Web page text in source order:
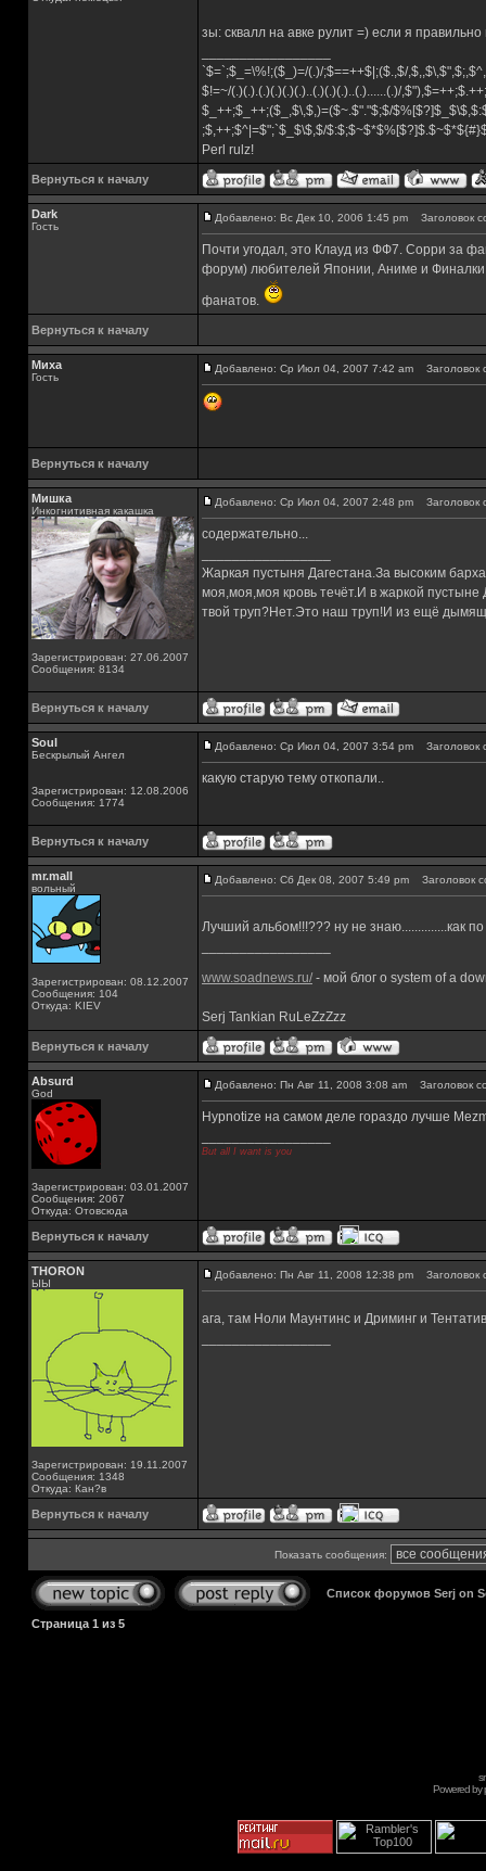
зы: сквалл на авке рулит =) если я
`$=`;$_=\%!;($_)=/(.)/;$==++$|;($.,$/
$!=~/(.)(.).(.)(.)(.)(.)..(.)(.)(.)..(.)......(.)/
$_++;$_++;($_,$\,$,)=($~.$"."$;$/
;$,++;$^|=$";`$_$\$,$/
Perl rulz!
Вернуться к началу
Dark
Гость
Добавлено: Вс Дек 10, 2006 1:45 pm Заголовок
Почти угодал, это Клауд из ФФ7. Сорри за
форум) любителей Японии, Аниме и
фанатов.
Вернуться к началу
Миха
Гость
Добавлено: Ср Июл 04, 2007 7:42 am Заголовок
Вернуться к началу
Мишка
Инкогнитивная какашка
Зарегистрирован: 27.06.2007
Сообщения: 8134
Добавлено: Ср Июл 04, 2007 2:48 pm Заголовок
содержательно...
Жаркая пустыня Дагестана.За высоким
моя,моя,моя кровь течёт.И в жаркой
твой труп?Нет.Это наш труп!И из ещё
Вернуться к началу
Soul
Бескрылый Ангел
Зарегистрирован: 12.08.2006
Сообщения: 1774
Добавлено: Ср Июл 04, 2007 3:54 pm Заголовок
какую старую тему откопали..
Вернуться к началу
mr.mall
вольный
Зарегистрирован: 08.12.2007
Сообщения: 104
Откуда: KIEV
Добавлено: Сб Дек 08, 2007 5:49 pm Заголовок
Лучший альбом!!!??? ну не знаю..............как
www.soadnews.ru/ - мой блог о system of a
Serj Tankian RuLeZzZzz
Вернуться к началу
Absurd
God
Зарегистрирован: 03.01.2007
Сообщения: 2067
Откуда: Отовсюда
Добавлено: Пн Авг 11, 2008 3:08 am Заголовок
Hypnotize на самом деле гораздо лучше
But all I want is you
Вернуться к началу
THORON
ЫЫ
Зарегистрирован: 19.11.2007
Сообщения: 1348
Откуда: Кан?в
Добавлено: Пн Авг 11, 2008 12:38 pm Заголовок
ага, там Ноли Маунтинс и Дриминг и
Вернуться к началу
Показать сообщения:
Список форумов Serj on
Страница 1 из 5
Powered by